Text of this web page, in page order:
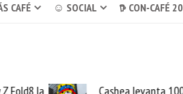
CAFÉ ☺ SOCIAL 𖠚 CON-CAFÉ